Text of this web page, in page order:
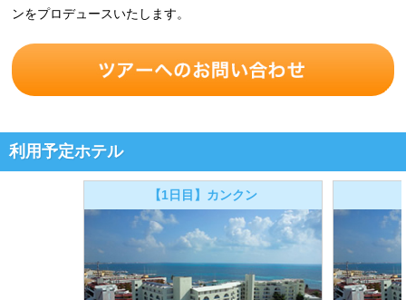
ンをプロデュースいたします。
利用予定ホテル
【1日目】カンクン